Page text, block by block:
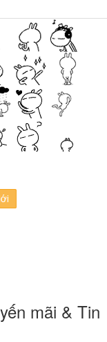
mãi & Tin